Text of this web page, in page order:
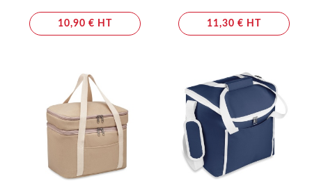
10,90 € HT 11,30 € HT